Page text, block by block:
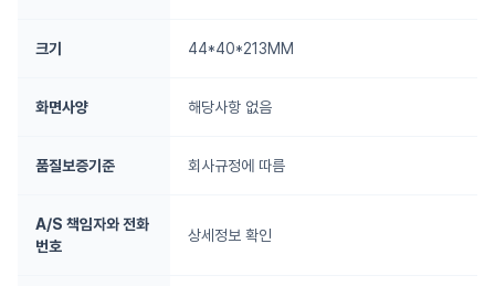
크기 44*40*213MM
화면사양 해당사항 없음
품질보증기준 회사규정에 따름
A/S 책임자와 전화
번호
상세정보 확인